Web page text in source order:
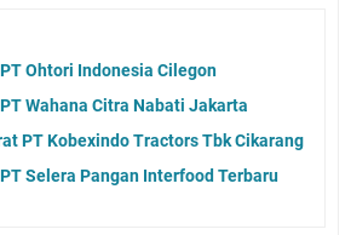
Ohtori Indonesia Cilegon
Wahana Citra Nabati Jakarta
PT Kobexindo Tractors Tbk Cikarang
Selera Pangan Interfood Terbaru